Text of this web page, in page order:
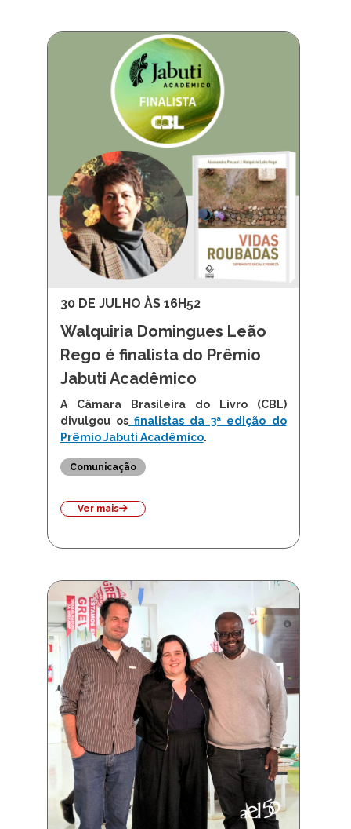
30 DE JULHO ÀS 16H52
Walquiria Domingues Leão
Rego é finalista do Prêmio
Jabuti Acadêmico
A Câmara Brasileira do Livro (CBL)
divulgou osfinalistas da 3ª edição do
Prêmio Jabuti Acadêmico.
Comunicação
Ver mais